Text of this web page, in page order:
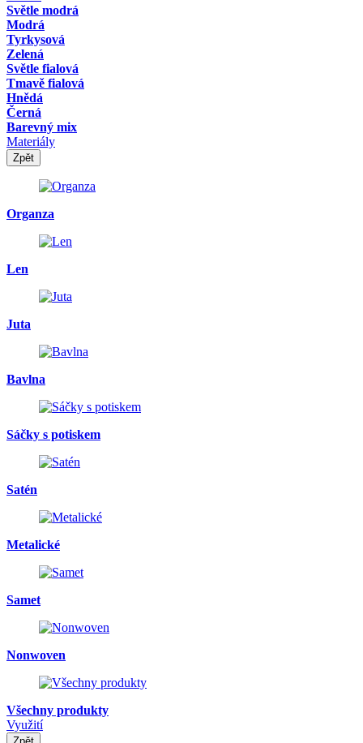
Světle modrá
Modrá
Tyrkysová
Zelená
Světle fialová
Tmavě fialová
Hnědá
Černá
Barevný mix
Materiály
Zpět
Organza
Len
Juta
Bavlna
Sáčky s potiskem
Satén
Metalické
Samet
Nonwoven
Všechny produkty
Využití